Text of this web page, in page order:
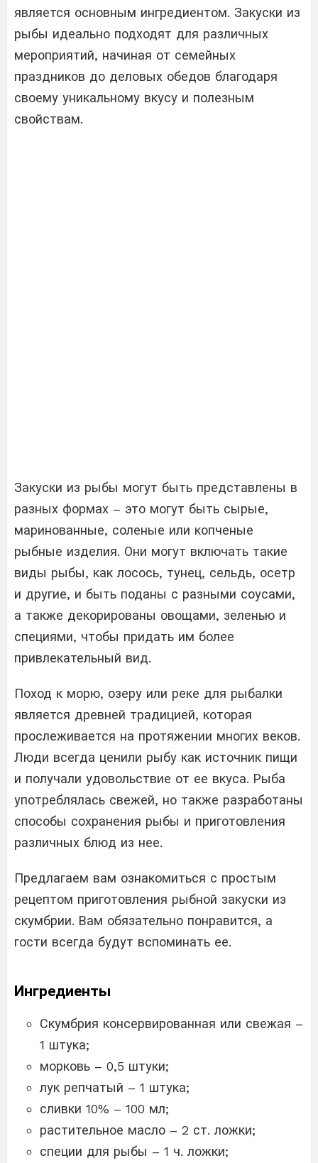
является основным ингредиентом. Закуски из
рыбы идеально подходят для различных
мероприятий, начиная от семейных
праздников до деловых обедов благодаря
своему уникальному вкусу и полезным
свойствам.
Закуски из рыбы могут быть представлены в
разных формах – это могут быть сырые,
маринованные, соленые или копченые
рыбные изделия. Они могут включать такие
виды рыбы, как лосось, тунец, сельдь, осетр
и другие, и быть поданы с разными соусами,
а также декорированы овощами, зеленью и
специями, чтобы придать им более
привлекательный вид.
Поход к морю, озеру или реке для рыбалки
является древней традицией, которая
прослеживается на протяжении многих веков.
Люди всегда ценили рыбу как источник пищи
и получали удовольствие от ее вкуса. Рыба
употреблялась свежей, но также разработаны
способы сохранения рыбы и приготовления
различных блюд из нее.
Предлагаем вам ознакомиться с простым
рецептом приготовления рыбной закуски из
скумбрии. Вам обязательно понравится, а
гости всегда будут вспоминать ее.
Ингредиенты
Скумбрия консервированная или свежая –
1 штука;
морковь – 0,5 штуки;
лук репчатый – 1 штука;
сливки 10% – 100 мл;
растительное масло – 2 ст. ложки;
специи для рыбы – 1 ч. ложки;